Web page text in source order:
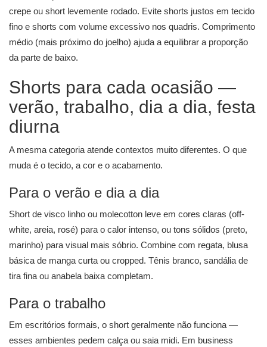
crepe ou short levemente rodado. Evite shorts justos em tecido
fino e shorts com volume excessivo nos quadris. Comprimento
médio (mais próximo do joelho) ajuda a equilibrar a proporção
da parte de baixo.
Shorts para cada ocasião —
verão, trabalho, dia a dia, festa
diurna
A mesma categoria atende contextos muito diferentes. O que
muda é o tecido, a cor e o acabamento.
Para o verão e dia a dia
Short de visco linho ou molecotton leve em cores claras (off-
white, areia, rosé) para o calor intenso, ou tons sólidos (preto,
marinho) para visual mais sóbrio. Combine com regata, blusa
básica de manga curta ou cropped. Tênis branco, sandália de
tira fina ou anabela baixa completam.
Para o trabalho
Em escritórios formais, o short geralmente não funciona —
esses ambientes pedem calça ou saia midi. Em business